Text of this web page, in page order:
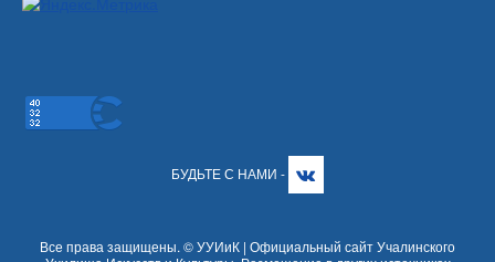
БУДЬТЕ С НАМИ -
Все права защищены. © УУИиК | Официальный сайт Учалинского